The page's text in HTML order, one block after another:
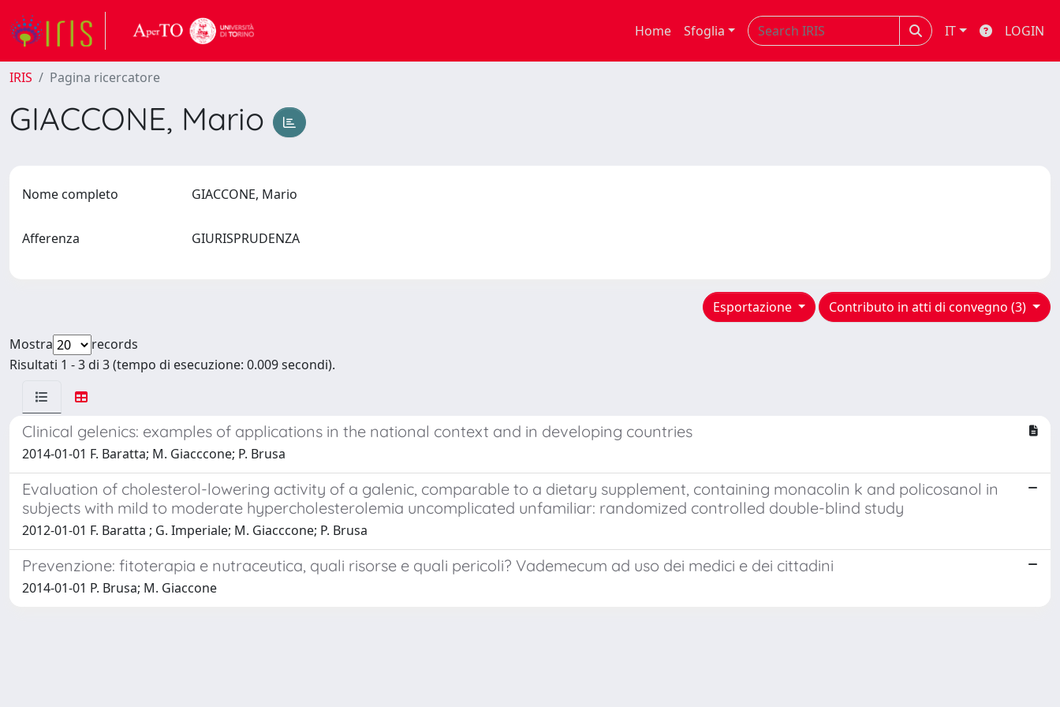
Home Sfoglia IT LOGIN
IRIS Pagina ricercatore
GIACCONE, Mario
Nome completo GIACCONE, Mario
Afferenza GIURISPRUDENZA
Contributo in atti di convegno (3)
Esportazione
Mostra
records
Risultati 1 - 3 di 3 (tempo di esecuzione: 0.009 secondi).
Clinical gelenics: examples of applications in the national context and in developing countries
2014-01-01 F. Baratta; M. Giacccone; P. Brusa
Evaluation of cholesterol-lowering activity of a galenic, comparable to a dietary supplement, containing monacolin k and policosanol in
subjects with mild to moderate hypercholesterolemia uncomplicated unfamiliar: randomized controlled double-blind study
2012-01-01 F. Baratta ; G. Imperiale; M. Giacccone; P. Brusa
Prevenzione: fitoterapia e nutraceutica, quali risorse e quali pericoli? Vademecum ad uso dei medici e dei cittadini
2014-01-01 P. Brusa; M. Giaccone